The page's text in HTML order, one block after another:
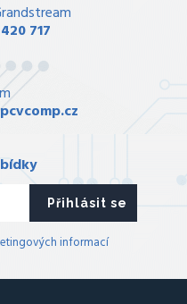
717
Přihlásit se
informací